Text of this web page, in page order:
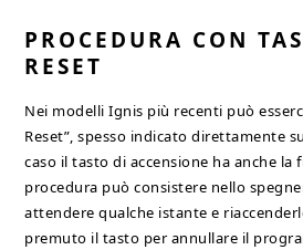
PROCEDURA CON
RESET
Nei modelli Ignis più recenti può
Reset”, spesso indicato direttamente
caso il tasto di accensione ha anche la
procedura può consistere nello
attendere qualche istante e
premuto il tasto per annullare il